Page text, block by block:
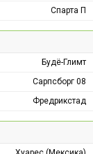
Спарта П
Будё-Глимт
Сарпсборг 08
Фредрикстад